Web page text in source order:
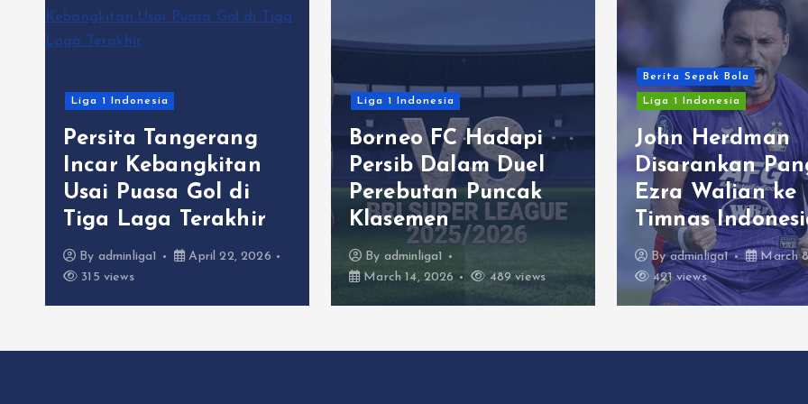
Liga 1 Indonesia
Persita Tangerang
Incar Kebangkitan
Usai Puasa Gol di
Tiga Laga Terakhir
By adminliga1
April 22, 2026
315 views
Liga 1 Indonesia
Borneo FC Hadapi
Persib Dalam Duel
Perebutan Puncak
Klasemen
By adminliga1
March 14, 2026
489 views
Berita Sepak Bola
Liga 1 Indonesia
John Herdman
Disarankan
Ezra Walian ke
Timnas
Byadminliga1
March
421 views